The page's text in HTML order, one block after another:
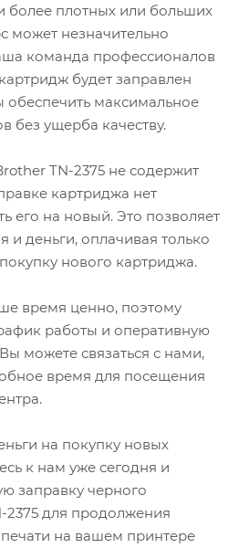
более плотных или больших
может незначительно
команда профессионалов
будет заправлен
обеспечить максимальное
без ущерба качеству.
TN-2375 не содержит
картриджа нет
его на новый. Это позволяет
и деньги, оплачивая только
нового картриджа.
время ценно, поэтому
работы и оперативную
можете связаться с нами,
время для посещения
на покупку новых
к нам уже сегодня и
заправку черного
2375 для продолжения
на вашем принтере